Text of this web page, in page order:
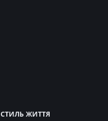
СТИЛЬ ЖИТТЯ